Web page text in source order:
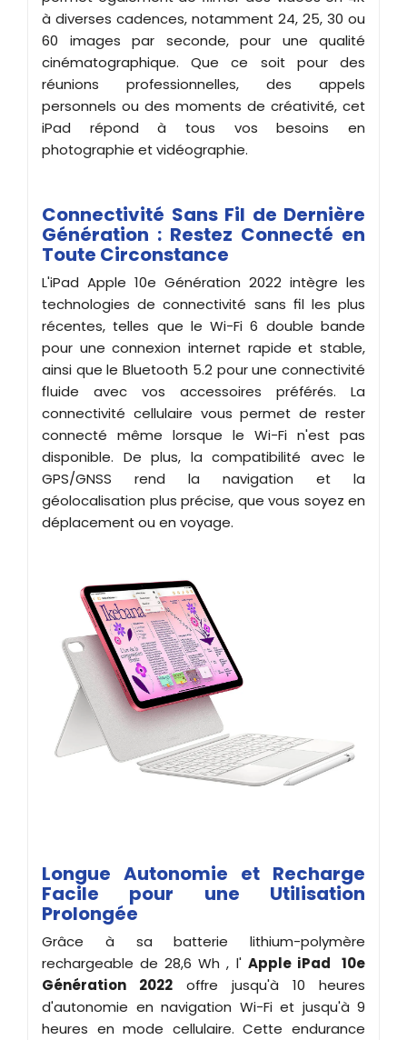
à diverses cadences, notamment 24, 25, 30 ou
60 images par seconde, pour une qualité
cinématographique. Que ce soit pour des
réunions professionnelles, des appels
personnels ou des moments de créativité, cet
iPad répond à tous vos besoins en
photographie et vidéographie.
Connectivité Sans Fil de Dernière
Génération : Restez Connecté en
Toute Circonstance
L'iPad Apple 10e Génération 2022 intègre les
technologies de connectivité sans fil les plus
récentes, telles que le Wi-Fi 6 double bande
pour une connexion internet rapide et stable,
ainsi que le Bluetooth 5.2 pour une connectivité
fluide avec vos accessoires préférés. La
connectivité cellulaire vous permet de rester
connecté même lorsque le Wi-Fi n'est pas
disponible. De plus, la compatibilité avec le
GPS/GNSS rend la navigation et la
géolocalisation plus précise, que vous soyez en
déplacement ou en voyage.
Longue Autonomie et Recharge
Facile pour une Utilisation
Prolongée
Grâce à sa batterie lithium-polymère
rechargeable de 28,6 Wh , l' Apple iPad 10e
Génération 2022 offre jusqu'à 10 heures
d'autonomie en navigation Wi-Fi et jusqu'à 9
heures en mode cellulaire. Cette endurance